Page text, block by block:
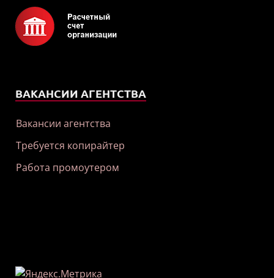
ВАКАНСИИ АГЕНТСТВА
Вакансии агентства
Требуется копирайтер
Работа промоутером